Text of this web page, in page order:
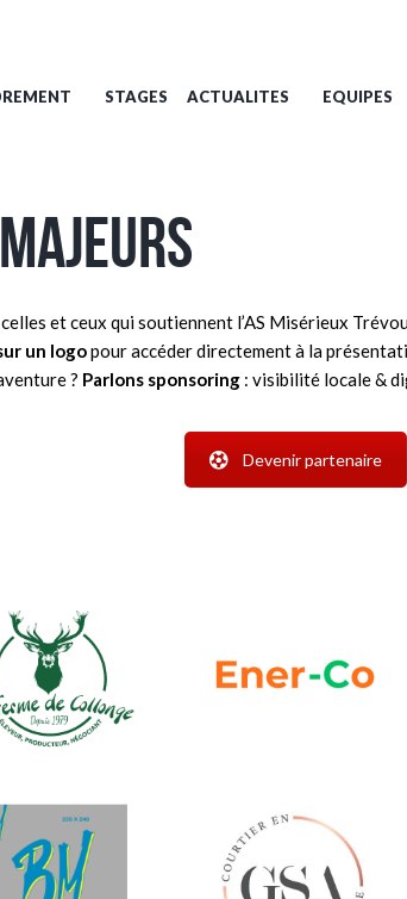
STAGES ACTUALITES EQUIPES
et ceux qui soutiennent l’AS Misérieux
un logopour accéder directement à la
? Parlons sponsoring: visibilité locale &
Devenir partenaire